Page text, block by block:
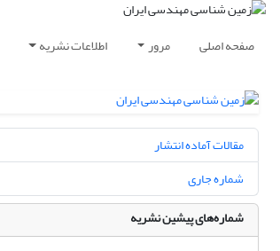
صفحه اصلی مرور اطلاعات نشریه
مقالات آماده انتشار
شماره جاری
شماره‌های پیشین نشریه